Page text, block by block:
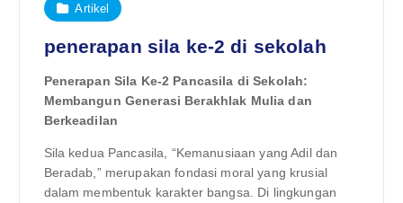
Artikel
penerapan sila ke-2 di sekolah
Penerapan Sila Ke-2 Pancasila di Sekolah:
Membangun Generasi Berakhlak Mulia dan
Berkeadilan
Sila kedua Pancasila, “Kemanusiaan yang Adil dan
Beradab,” merupakan fondasi moral yang krusial
dalam membentuk karakter bangsa. Di lingkungan